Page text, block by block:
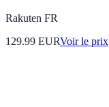
Rakuten FR
129.99 EURVoir le prix